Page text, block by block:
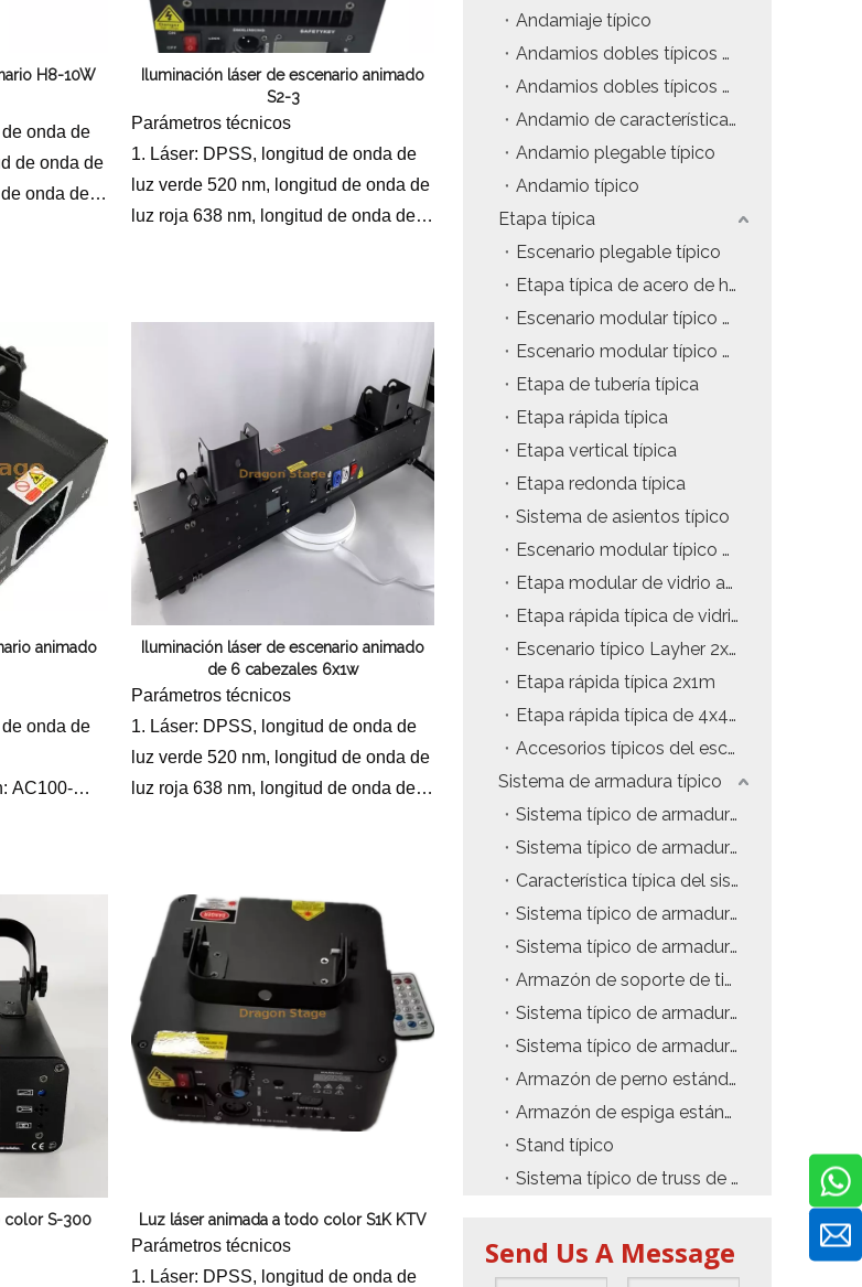
de escenario
Caja de embalaje para eventos
Joyería para eventos de boda
Precio del estuche de vuelo
Precio de la maquinaria de escenario
Precio del andamio de aluminio
producto tipico
H8-10W
onda de
de onda de
onda de
de
de 30 Kpps
por
Iluminación láser de escenario animado
S2-3
Parámetros técnicos
1. Láser: DPSS, longitud de onda de
luz verde 520 nm, longitud de onda de
luz roja 638 nm, longitud de onda de
3 Potencia del láser: RGB 3000
Sistema de escaneo: galvanómetro de
escaneo de alta velocidad de 15 Kpps
5. Modo de control: control por
voz/automático/DMX512
animado
onda de
AC100-
por
Iluminación láser de escenario animado
de 6 cabezales 6x1w
Parámetros técnicos
1. Láser: DPSS, longitud de onda de
luz verde 520 nm, longitud de onda de
luz roja 638 nm, longitud de onda de
3 Potencia del láser: RGB 1000
milivatios
Sistema de escaneo: galvanómetro de
escaneo de alta velocidad de 15 Kpps
5. Modo de control: control por
voz/automático/DMX512
color S-300
Luz láser animada a todo color S1K KTV
Parámetros técnicos
1. Láser: DPSS, longitud de onda de
Andamiaje típico
Andamios dobles típicos con escaleras colgantes
Andamios dobles típicos con escaleras de inclinación
Andamio de características típicas
Andamio plegable típico
Andamio típico
Etapa típica
Escenario plegable típico
Etapa típica de acero de hierro
Escenario modular típico de 4x4 pies
Escenario modular típico de 4x8 pies
Etapa de tubería típica
Etapa rápida típica
Etapa vertical típica
Etapa redonda típica
Sistema de asientos típico
Escenario modular típico de 2x1 m
Etapa modular de vidrio acrílico de 4x4ft
Etapa rápida típica de vidrio acrílico
Escenario típico Layher 2x1m
Etapa rápida típica 2x1m
Etapa rápida típica de 4x4 pies
Accesorios típicos del escenario
Sistema de armadura típico
Sistema típico de armadura de techo con estructura en A
Sistema típico de armadura de techo curvo
Característica típica del sistema de truss
Sistema típico de armadura de techo plano
Sistema típico de armadura Gentry
Armazón de soporte de tierra LED típico
Sistema típico de armadura sin techo
Sistema típico de armadura de torre PA
Armazón de perno estándar
Armazón de espiga estándar
Stand típico
Sistema típico de truss de Layher
Send Us A Message